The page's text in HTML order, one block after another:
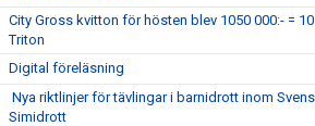
City Gross kvitton för hösten blev 1050 000:- =
Triton
Digital föreläsning
Nya riktlinjer för tävlingar i barnidrott inom
Simidrott